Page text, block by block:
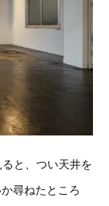
と、つい天井を
尋ねたところ